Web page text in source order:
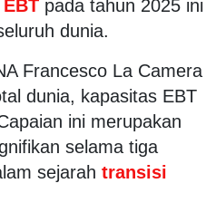
EBT pada tahun 2025 ini
dunia.
Francesco La Camera
dunia, kapasitas EBT
ini merupakan
selama tiga
sejarah transisi